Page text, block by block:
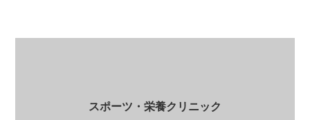
スポーツ・栄養クリニック